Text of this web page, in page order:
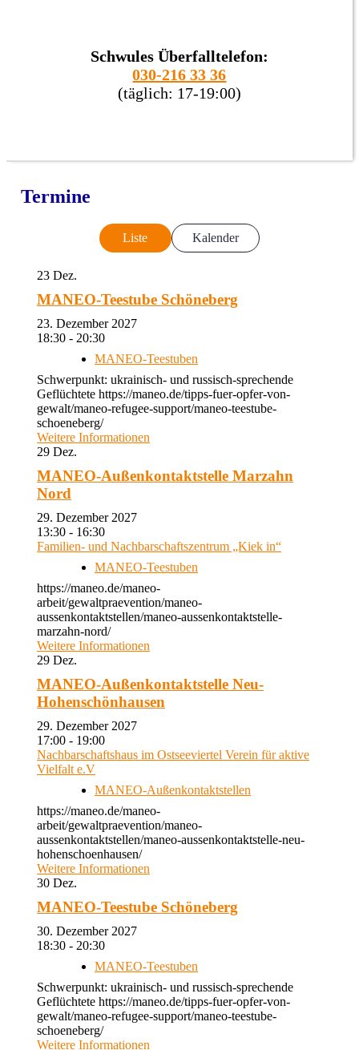
Schwules Überfalltelefon:
030-216 33 36
(täglich: 17-19:00)
Termine
Liste Kalender
23 Dez.
MANEO-Teestube Schöneberg
23. Dezember 2027
18:30 - 20:30
MANEO-Teestuben
Schwerpunkt: ukrainisch- und russisch-sprechende
Geflüchtete https://maneo.de/tipps-fuer-opfer-von-
gewalt/maneo-refugee-support/maneo-teestube-
schoeneberg/
Weitere Informationen
29 Dez.
MANEO-Außenkontaktstelle Marzahn
Nord
29. Dezember 2027
13:30 - 16:30
Familien- und Nachbarschaftszentrum „Kiek in“
MANEO-Teestuben
https://maneo.de/maneo-
arbeit/gewaltpraevention/maneo-
aussenkontaktstellen/maneo-aussenkontaktstelle-
marzahn-nord/
Weitere Informationen
29 Dez.
MANEO-Außenkontaktstelle Neu-
Hohenschönhausen
29. Dezember 2027
17:00 - 19:00
Nachbarschaftshaus im Ostseeviertel Verein für aktive
Vielfalt e.V
MANEO-Außenkontaktstellen
https://maneo.de/maneo-
arbeit/gewaltpraevention/maneo-
aussenkontaktstellen/maneo-aussenkontaktstelle-neu-
hohenschoenhausen/
Weitere Informationen
30 Dez.
MANEO-Teestube Schöneberg
30. Dezember 2027
18:30 - 20:30
MANEO-Teestuben
Schwerpunkt: ukrainisch- und russisch-sprechende
Geflüchtete https://maneo.de/tipps-fuer-opfer-von-
gewalt/maneo-refugee-support/maneo-teestube-
schoeneberg/
Weitere Informationen